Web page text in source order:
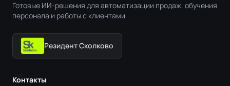
Готовые ИИ-решения для автоматизации продаж, обучения
персонала и работы с клиентами
Резидент Сколково
Контакты